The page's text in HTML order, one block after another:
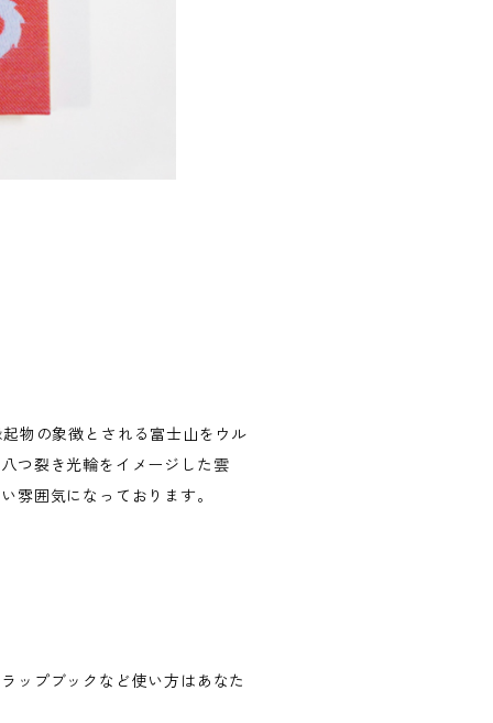
物の象徴とされる富士山をウル
つ裂き光輪をイメージした雲
雰囲気になっております。
ップブックなど使い方はあなた